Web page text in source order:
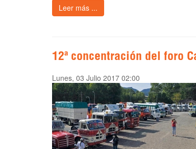
Leer más ...
12ª concentración del foro
Lunes, 03 Julio 2017 02:00